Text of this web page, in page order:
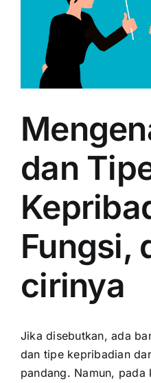
dan
Fungsi,
cirinya
Jika disebutkan, ada
dan tipe kepribadian
pandang. Namun,